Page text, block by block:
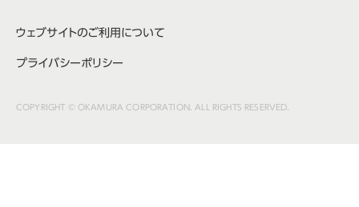
ウェブサイトのご利用について
プライバシーポリシー
COPYRIGHT © OKAMURA CORPORATION. ALL RIGHTS RESERVED.